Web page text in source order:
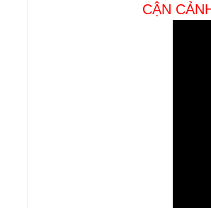
CẬN